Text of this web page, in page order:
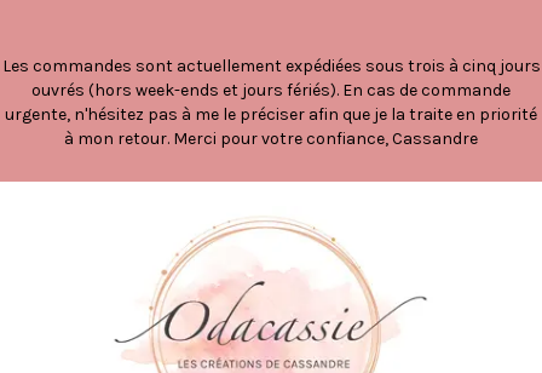
Les commandes sont actuellement expédiées sous trois à cinq jours
ouvrés (hors week-ends et jours fériés). En cas de commande
urgente, n'hésitez pas à me le préciser afin que je la traite en priorité
à mon retour. Merci pour votre confiance, Cassandre